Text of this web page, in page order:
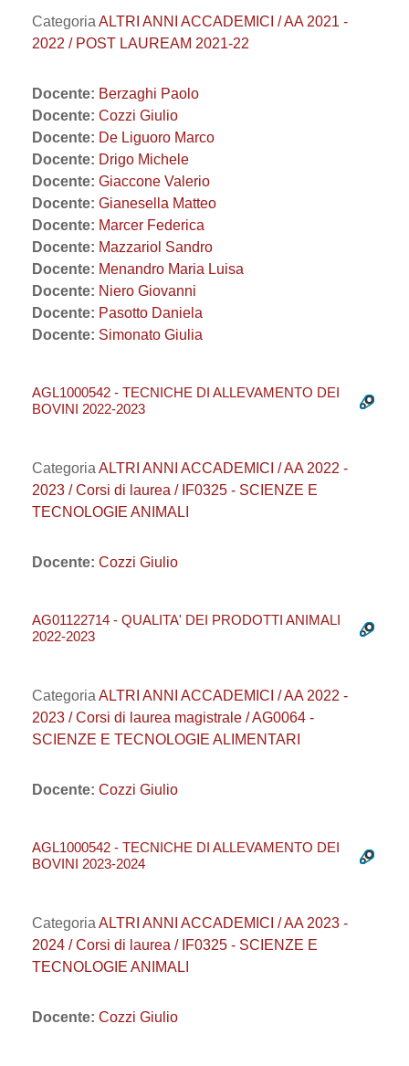
Categoria ALTRI ANNI ACCADEMICI / AA 2021 -
2022 / POST LAUREAM 2021-22
Docente: Berzaghi Paolo
Docente: Cozzi Giulio
Docente: De Liguoro Marco
Docente: Drigo Michele
Docente: Giaccone Valerio
Docente: Gianesella Matteo
Docente: Marcer Federica
Docente: Mazzariol Sandro
Docente: Menandro Maria Luisa
Docente: Niero Giovanni
Docente: Pasotto Daniela
Docente: Simonato Giulia
AGL1000542 - TECNICHE DI ALLEVAMENTO DEI
BOVINI 2022-2023
Categoria ALTRI ANNI ACCADEMICI / AA 2022 -
2023 / Corsi di laurea / IF0325 - SCIENZE E
TECNOLOGIE ANIMALI
Docente: Cozzi Giulio
AG01122714 - QUALITA' DEI PRODOTTI ANIMALI
2022-2023
Categoria ALTRI ANNI ACCADEMICI / AA 2022 -
2023 / Corsi di laurea magistrale / AG0064 -
SCIENZE E TECNOLOGIE ALIMENTARI
Docente: Cozzi Giulio
AGL1000542 - TECNICHE DI ALLEVAMENTO DEI
BOVINI 2023-2024
Categoria ALTRI ANNI ACCADEMICI / AA 2023 -
2024 / Corsi di laurea / IF0325 - SCIENZE E
TECNOLOGIE ANIMALI
Docente: Cozzi Giulio